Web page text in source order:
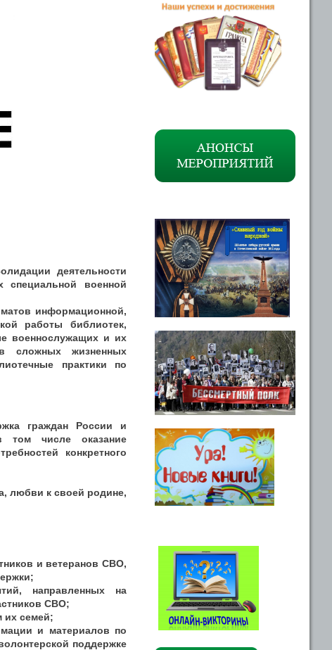
деятельности
военной
информационной,
работы библиотек,
военнослужащих и их
сложных жизненных
практики по
граждан России и
числе оказание
конкретного
любви к своей родине,
и ветеранов СВО,
направленных на
СВО;
их семей;
и материалов по
поддержке